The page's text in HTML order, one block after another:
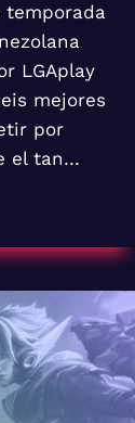
temporada
LGAplay
mejores
por
el tan…